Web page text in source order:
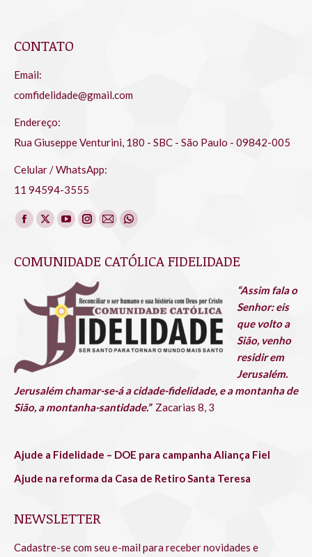
CONTATO
Email:
comfidelidade@gmail.com
Endereço:
Rua Giuseppe Venturini, 180 - SBC - São Paulo - 09842-005
Celular / WhatsApp:
11 94594-3555
Encontre-nos em:
Facebook
opens
new
window
X
opens
new
window
YouTube
opens
new
window
Instagram
opens
new
window
Mail
opens
new
window
Whatsapp
opens
new
window
COMUNIDADE CATÓLICA FIDELIDADE
“Assim fala o
Senhor: eis
que volto a
Sião, venho
residir em
Jerusalém.
Jerusalém chamar-se-á a cidade-fidelidade, e a montanha de
Sião, a montanha-santidade.” Zacarias 8, 3
Ajude a Fidelidade – DOE para campanha Aliança Fiel
Ajude na reforma da Casa de Retiro Santa Teresa
NEWSLETTER
Cadastre-se com seu e-mail para receber novidades e